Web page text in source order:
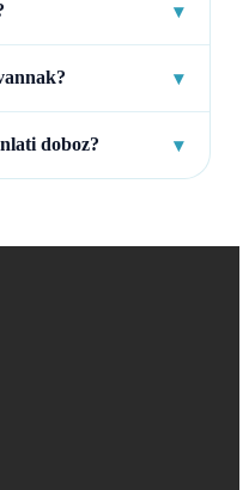
▾
▾
doboz? ▾